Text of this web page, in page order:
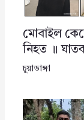
মোবাইল
নিহত ॥
চুয়াডাঙ্গা